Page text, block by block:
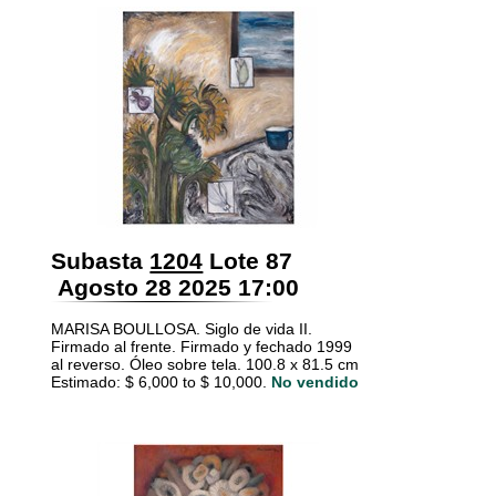
Subasta 1204 Lote 87
Agosto 28 2025 17:00
MARISA BOULLOSA. Siglo de vida II.
Firmado al frente. Firmado y fechado 1999
al reverso. Óleo sobre tela. 100.8 x 81.5 cm
Estimado: $ 6,000 to $ 10,000. No vendido